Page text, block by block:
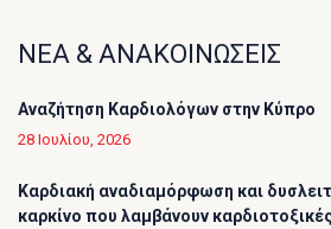
ΝΕΑ & ΑΝΑΚΟΙΝΩΣΕΙΣ
Αναζήτηση Καρδιολόγων στην Κύπρο
28 Ιουλίου, 2026
Καρδιακή αναδιαμόρφωση και
καρκίνο που λαμβάνουν